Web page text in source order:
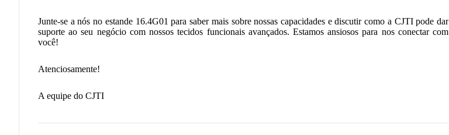
Junte-se a nós no estande 16.4G01 para saber mais sobre nossas capacidades e discutir como a CJTI pode dar
suporte ao seu negócio com nossos tecidos funcionais avançados. Estamos ansiosos para nos conectar com
você!
Atenciosamente!
A equipe do CJTI